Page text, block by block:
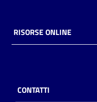
storico
per
RISORSE ONLINE
CONTATTI